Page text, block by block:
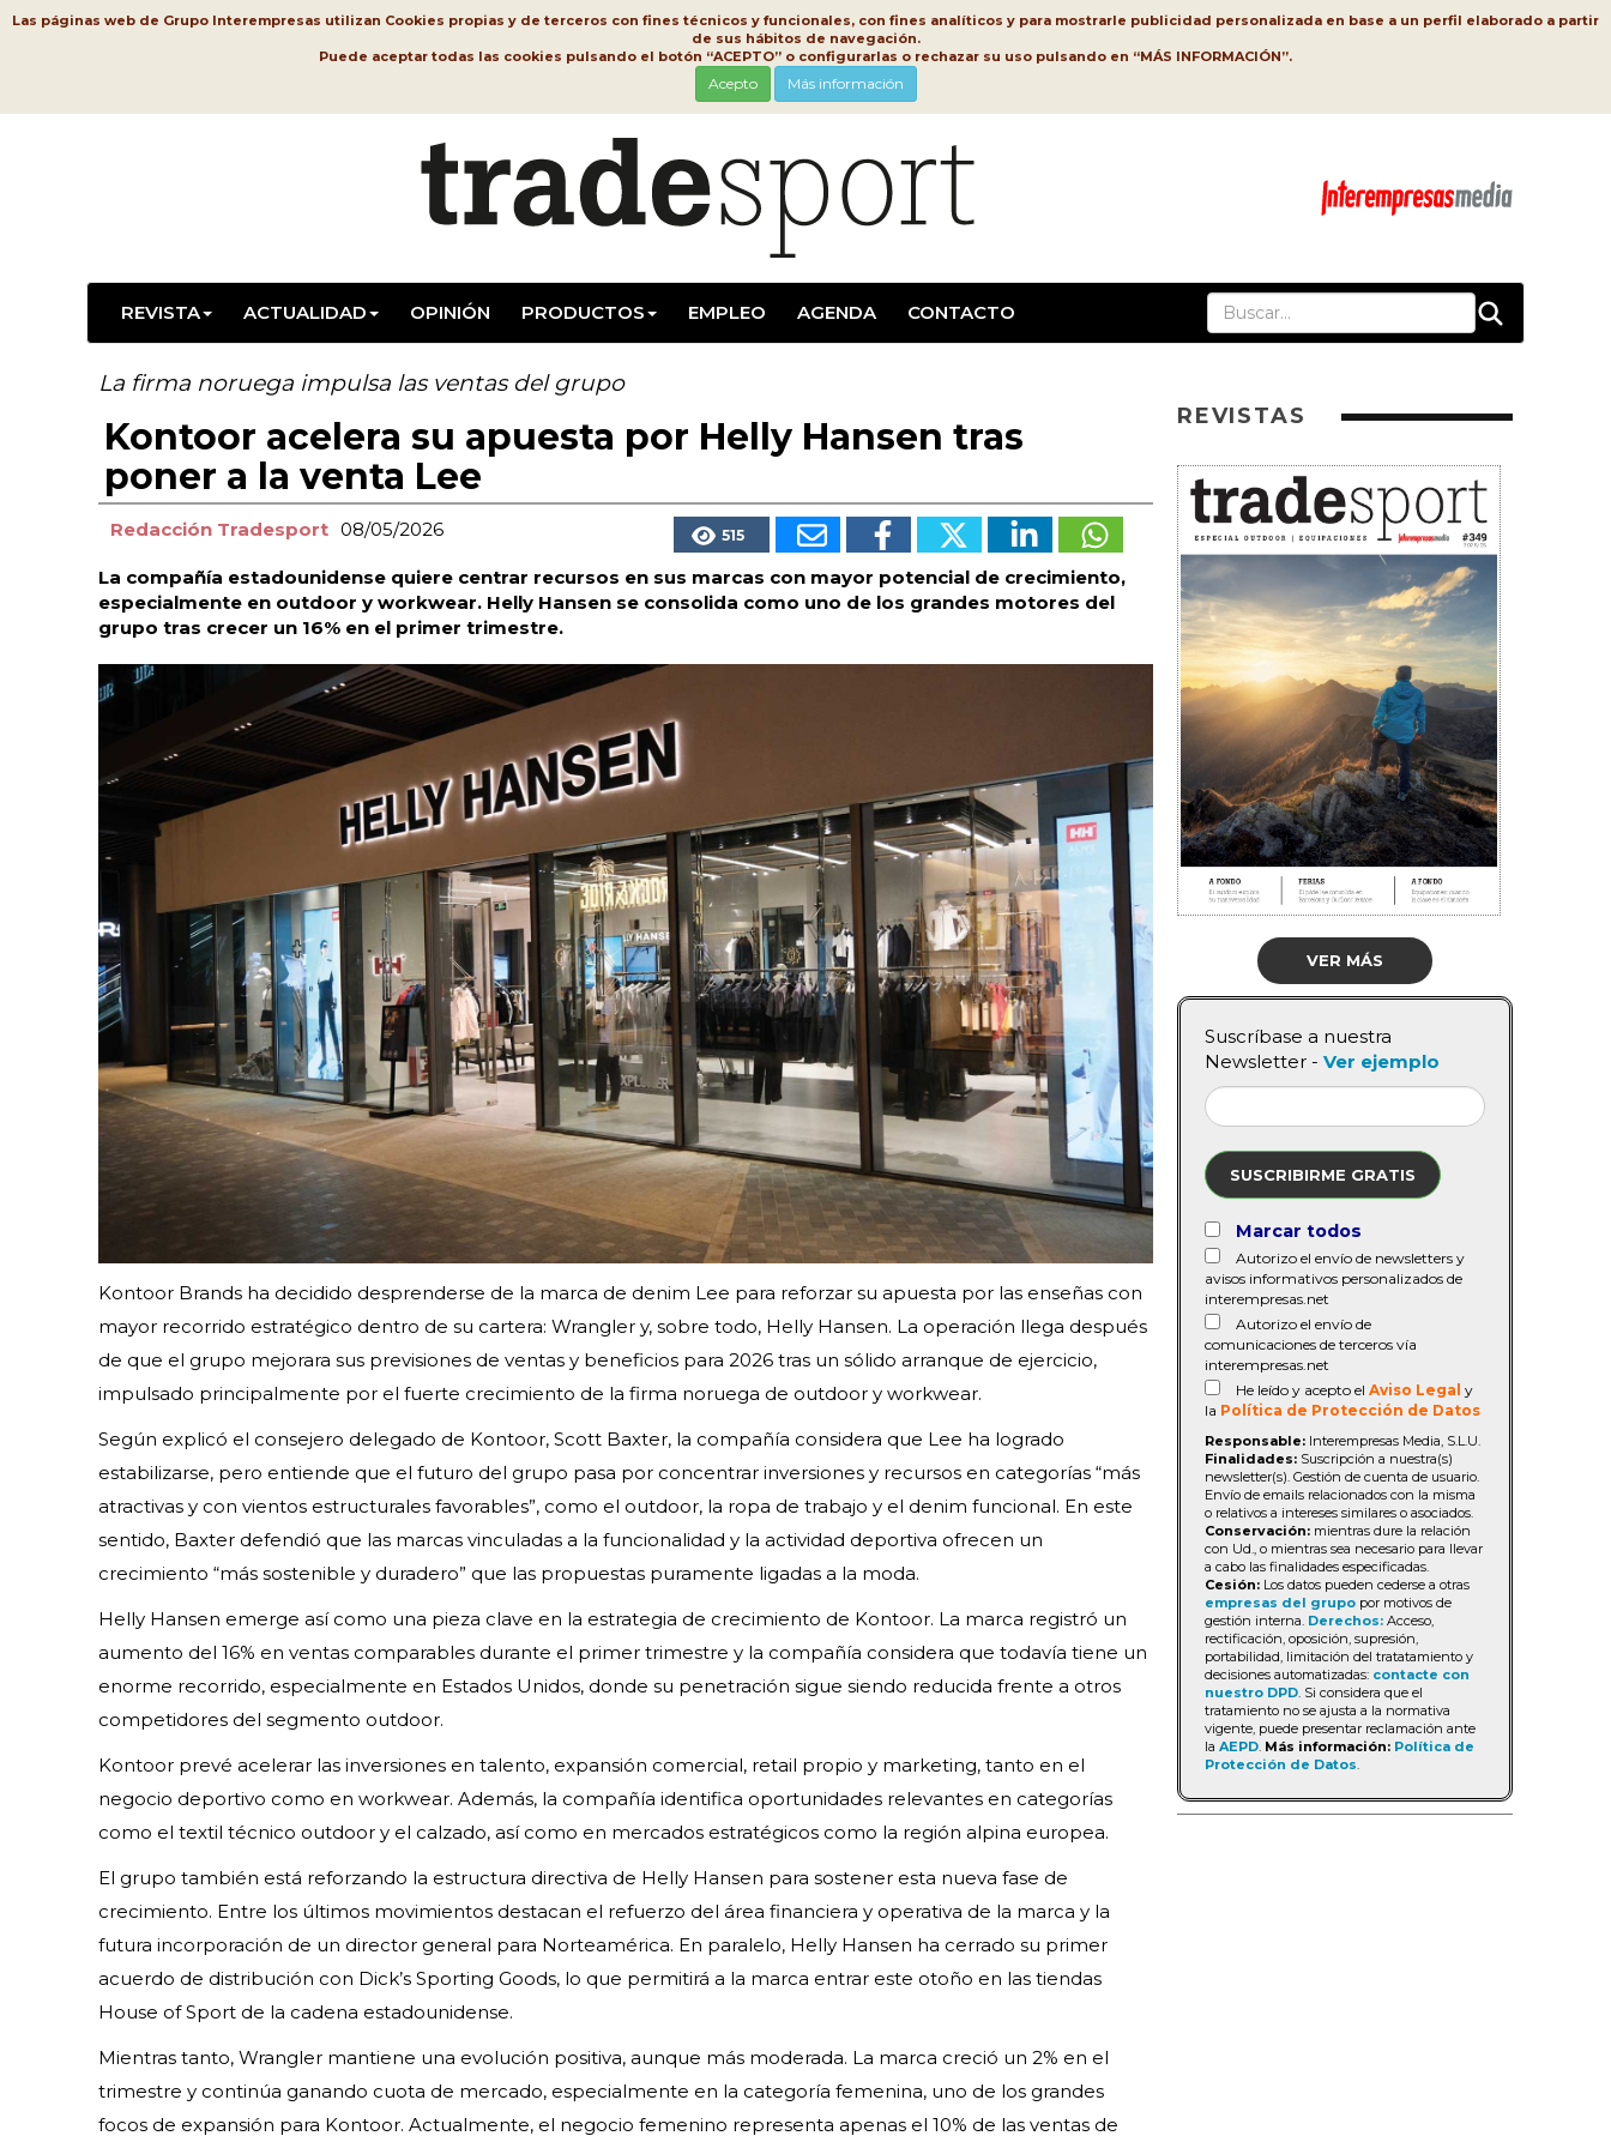
Las páginas web de Grupo Interempresas utilizan Cookies propias y de terceros con fines técnicos y funcionales, con fines analíticos y para mostrarle publicidad personalizada en base a un perfil elaborado a partir
de sus hábitos de navegación.
Puede aceptar todas las cookies pulsando el botón “ACEPTO” o configurarlas o rechazar su uso pulsando en “MÁS INFORMACIÓN”.
Acepto Más información
REVISTA ACTUALIDAD OPINIÓN PRODUCTOS EMPLEO AGENDA CONTACTO
La firma noruega impulsa las ventas del grupo
Kontoor acelera su apuesta por Helly Hansen tras
poner a la venta Lee
Redacción Tradesport 08/05/2026 515
La compañía estadounidense quiere centrar recursos en sus marcas con mayor potencial de crecimiento,
especialmente en outdoor y workwear. Helly Hansen se consolida como uno de los grandes motores del
grupo tras crecer un 16% en el primer trimestre.
Kontoor Brands ha decidido desprenderse de la marca de denim Lee para reforzar su apuesta por las enseñas con
mayor recorrido estratégico dentro de su cartera: Wrangler y, sobre todo, Helly Hansen. La operación llega después
de que el grupo mejorara sus previsiones de ventas y beneficios para 2026 tras un sólido arranque de ejercicio,
impulsado principalmente por el fuerte crecimiento de la firma noruega de outdoor y workwear.
Según explicó el consejero delegado de Kontoor, Scott Baxter, la compañía considera que Lee ha logrado
estabilizarse, pero entiende que el futuro del grupo pasa por concentrar inversiones y recursos en categorías “más
atractivas y con vientos estructurales favorables”, como el outdoor, la ropa de trabajo y el denim funcional. En este
sentido, Baxter defendió que las marcas vinculadas a la funcionalidad y la actividad deportiva ofrecen un
crecimiento “más sostenible y duradero” que las propuestas puramente ligadas a la moda.
Helly Hansen emerge así como una pieza clave en la estrategia de crecimiento de Kontoor. La marca registró un
aumento del 16% en ventas comparables durante el primer trimestre y la compañía considera que todavía tiene un
enorme recorrido, especialmente en Estados Unidos, donde su penetración sigue siendo reducida frente a otros
competidores del segmento outdoor.
Kontoor prevé acelerar las inversiones en talento, expansión comercial, retail propio y marketing, tanto en el
negocio deportivo como en workwear. Además, la compañía identifica oportunidades relevantes en categorías
como el textil técnico outdoor y el calzado, así como en mercados estratégicos como la región alpina europea.
El grupo también está reforzando la estructura directiva de Helly Hansen para sostener esta nueva fase de
crecimiento. Entre los últimos movimientos destacan el refuerzo del área financiera y operativa de la marca y la
futura incorporación de un director general para Norteamérica. En paralelo, Helly Hansen ha cerrado su primer
acuerdo de distribución con Dick’s Sporting Goods, lo que permitirá a la marca entrar este otoño en las tiendas
House of Sport de la cadena estadounidense.
Mientras tanto, Wrangler mantiene una evolución positiva, aunque más moderada. La marca creció un 2% en el
trimestre y continúa ganando cuota de mercado, especialmente en la categoría femenina, uno de los grandes
focos de expansión para Kontoor. Actualmente, el negocio femenino representa apenas el 10% de las ventas de
REVISTAS
VER MÁS
Suscríbase a nuestra
Newsletter - Ver ejemplo
SUSCRIBIRME GRATIS
Marcar todos
Autorizo el envío de newsletters y
avisos informativos personalizados de
interempresas.net
Autorizo el envío de
comunicaciones de terceros vía
interempresas.net
He leído y acepto el Aviso Legal y
la Política de Protección de Datos
Responsable: Interempresas Media, S.L.U.
Finalidades: Suscripción a nuestra(s)
newsletter(s). Gestión de cuenta de usuario.
Envío de emails relacionados con la misma
o relativos a intereses similares o asociados.
Conservación: mientras dure la relación
con Ud., o mientras sea necesario para llevar
a cabo las finalidades especificadas.
Cesión: Los datos pueden cederse a otras
empresas del grupo por motivos de
gestión interna. Derechos: Acceso,
rectificación, oposición, supresión,
portabilidad, limitación del tratatamiento y
decisiones automatizadas: contacte con
nuestro DPD. Si considera que el
tratamiento no se ajusta a la normativa
vigente, puede presentar reclamación ante
la AEPD. Más información: Política de
Protección de Datos.